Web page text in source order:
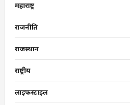
महाराष्ट्र
राजनीति
राजस्थान
राष्ट्रीय
लाइफस्टाइल